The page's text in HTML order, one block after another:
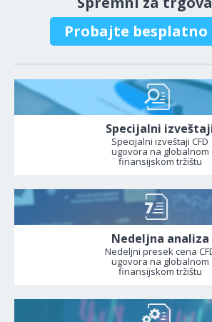
Probajte besplatno
Specijalni
Specijalni izveštaji CFD
ugovora na globalnom
finansijskom tržištu
Nedeljna analiza
Nedeljni presek cena
ugovora na globalnom
finansijskom tržištu